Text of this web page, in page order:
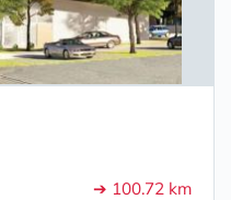
➔ 100.72 km